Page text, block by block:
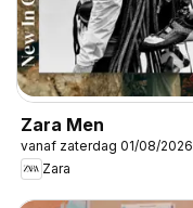
Zara Men
vanaf zaterdag 01/08/2026
Zara